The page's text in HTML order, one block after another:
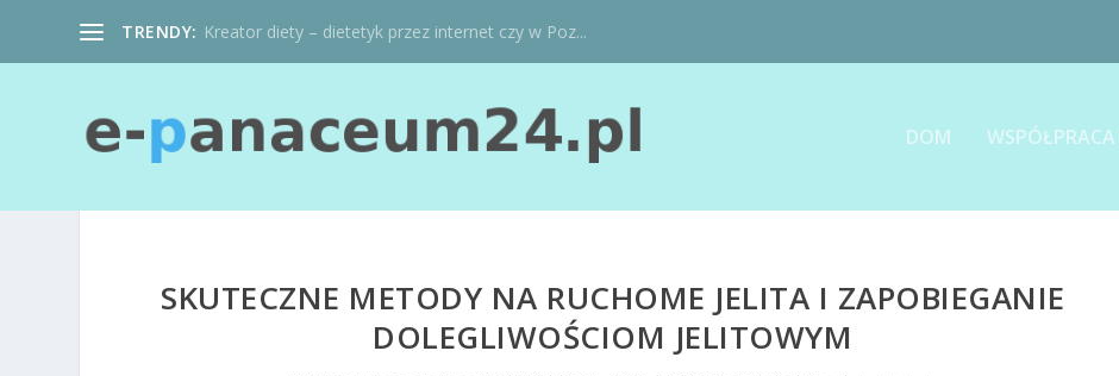
TRENDY: Kreator diety – dietetyk przez internet czy w Poz...
DOM
SKUTECZNE METODY NA RUCHOME JELITA I ZAPOBIEGANIE
DOLEGLIWOŚCIOM JELITOWYM